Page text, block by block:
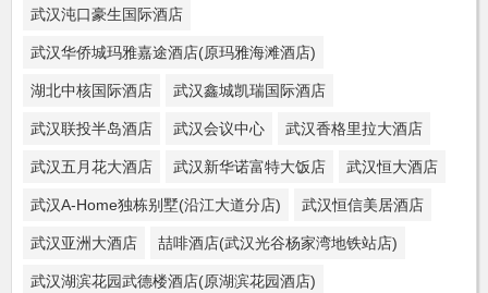
武汉沌口豪生国际酒店
武汉华侨城玛雅嘉途酒店(原玛雅海滩酒店)
湖北中核国际酒店 武汉鑫城凯瑞国际酒店
武汉联投半岛酒店 武汉会议中心 武汉香格里拉大酒店
武汉五月花大酒店 武汉新华诺富特大饭店 武汉恒大酒店
武汉A-Home独栋别墅(沿江大道分店) 武汉恒信美居酒店
武汉亚洲大酒店 喆啡酒店(武汉光谷杨家湾地铁站店)
武汉湖滨花园武德楼酒店(原湖滨花园酒店)